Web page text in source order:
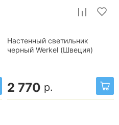
Настенный светильник
черный Werkel (Швеция)
2 770 р.